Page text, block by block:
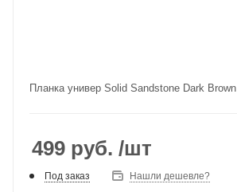
Планка универ Solid Sandstone Dark Brown
499 руб. /шт
Под заказ Нашли дешевле?